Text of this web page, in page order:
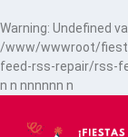
Warning: Undefined
/www/wwwroot/
feed-rss-repair/rss-
n n nnnnnn n